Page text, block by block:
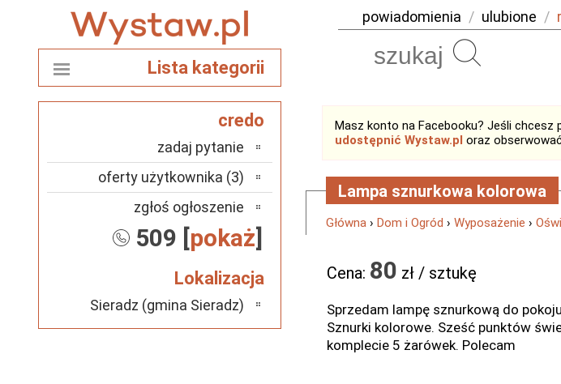
powiadomienia / ulubione /
Masz konto na Facebooku? Jeśli chcesz
udostępnić Wystaw.pl oraz
Lampa sznurkowa kolorowa
Główna › Dom i Ogród › Wyposażenie ›
Cena: 80 zł / sztukę
Sprzedam lampę sznurkową do
Sznurki kolorowe. Sześć punktów
komplecie 5 żarówek. Polecam
Lista kategorii
credo
zadaj pytanie
oferty użytkownika (3)
zgłoś ogłoszenie
509 [pokaż]
Lokalizacja
Sieradz (gmina Sieradz)